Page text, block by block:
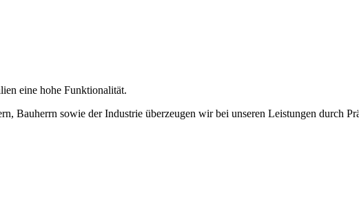
eine hohe Funktionalität.
Bauherrn sowie der Industrie überzeugen wir bei unseren Leistungen durch